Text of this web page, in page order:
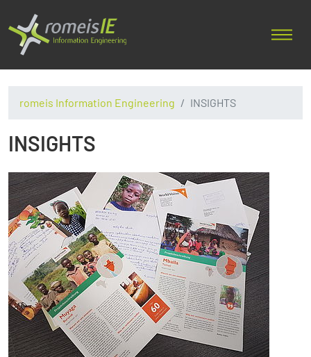
romeis Information Engineering INSIGHTS
INSIGHTS